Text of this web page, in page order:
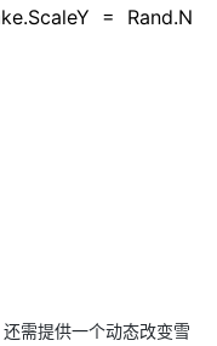
=
Rand.N
需提供一个动态改变雪